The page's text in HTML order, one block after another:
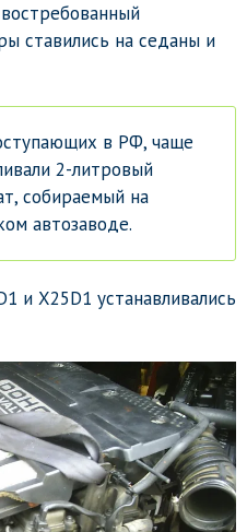
ставились на седаны и
в РФ, чаще
2-литровый
собираемый на
автозаводе.
и X25D1 устанавливались